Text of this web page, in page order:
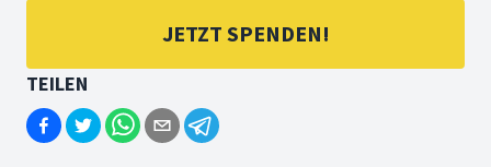
JETZT SPENDEN!
TEILEN